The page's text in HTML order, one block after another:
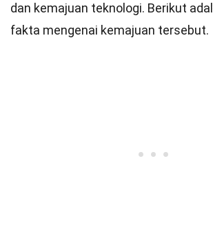
dan kemajuan teknologi. Berikut
fakta mengenai kemajuan tersebut.